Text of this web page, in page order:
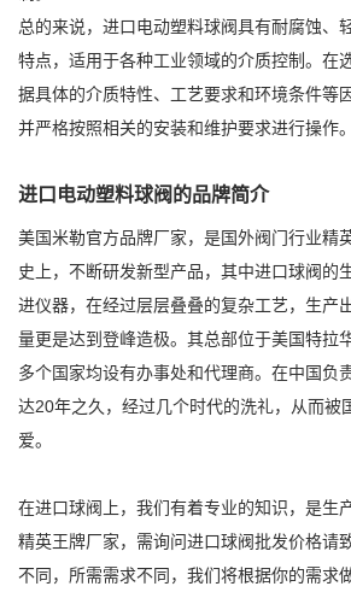
总的来说，进口电动塑料球阀具有耐腐蚀、
特点，适用于各种工业领域的介质控制。在
据具体的介质特性、工艺要求和环境条件等
并严格按照相关的安装和维护要求进行操作。
进口电动塑料球阀的品牌简介
美国米勒官方品牌厂家，是国外阀门行业精
史上，不断研发新型产品，其中进口球阀的
进仪器，在经过层层叠叠的复杂工艺，生产
量更是达到登峰造极。其总部位于美国特拉
多个国家均设有办事处和代理商。在中国负
达20年之久，经过几个时代的洗礼，从而被
爱。
在进口球阀上，我们有着专业的知识，是生
精英王牌厂家，需询问进口球阀批发价格请
不同，所需需求不同，我们将根据你的需求